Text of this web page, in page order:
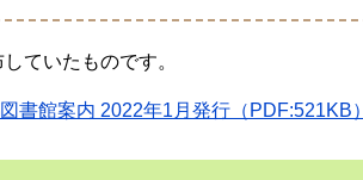
ていたものです。
書館案内 2022年1月発行 （PDF:521KB）